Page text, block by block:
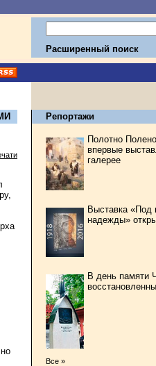
Расширенный поиск
Репортажи
Полотно
впервые
галерее
Выставка «Под
надежды»
В день памяти
Все »